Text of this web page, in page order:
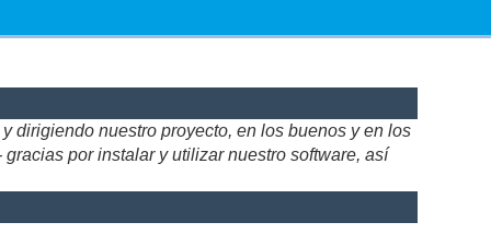
dirigiendo nuestro proyecto, en los buenos y en los
por instalar y utilizar nuestro software, así